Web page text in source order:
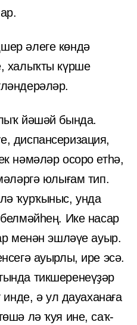
әлеге көндә
халыҡты күрше
йәшәй бында.
диспансеризация,
нәмәләр осоро етһә,
юлығам тип.
ҡурҡыныс, унда
Ике насар
менән эшләүе ауыр.
ауырлы, ире эсә.
тикшеренеүҙәр
инде, ә ул дауаханаға
лә ҡуя ине, саҡ-